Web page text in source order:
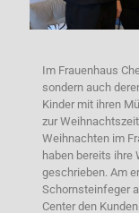
Im Frauenhaus
sondern auch
Kinder mit ihren
zur
Weihnachten im
haben bereits ihre
geschrieben. Am
Schornsteinfeger
Center den